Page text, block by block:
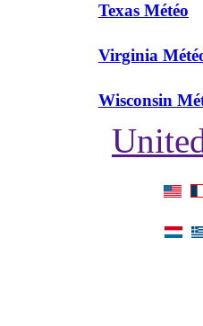
Texas Météo
Virginia
Wisconsin